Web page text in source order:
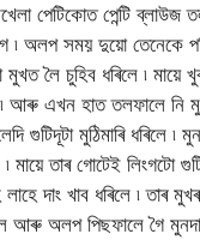
পেটিকোত পেন্টি ব্লাউজ
৷ অলপ সময় দুয়ো তেনেকে
লৈ চুহিব ধৰিলে ৷ মায়ে
আৰু এখন হাত তলফালে নি
গুটিদূটা মুঠিমাৰি ধৰিলে
৷ মায়ে তাৰ গোটেই লিংগটো
লাহে দাং খাব ধৰিলে ৷ তাৰ
আৰু অলপ পিছফালে গৈ